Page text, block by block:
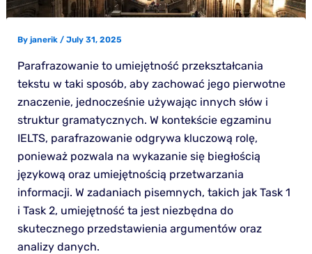
By janerik / July 31, 2025
Parafrazowanie to umiejętność przekształcania
tekstu w taki sposób, aby zachować jego pierwotne
znaczenie, jednocześnie używając innych słów i
struktur gramatycznych. W kontekście egzaminu
IELTS, parafrazowanie odgrywa kluczową rolę,
ponieważ pozwala na wykazanie się biegłością
językową oraz umiejętnością przetwarzania
informacji. W zadaniach pisemnych, takich jak Task 1
i Task 2, umiejętność ta jest niezbędna do
skutecznego przedstawienia argumentów oraz
analizy danych.